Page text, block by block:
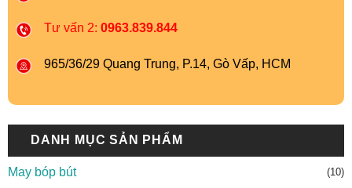
Tư vấn 2: 0963.839.844
965/36/29 Quang Trung, P.14, Gò Vấp, HCM
DANH MỤC SẢN PHẨM
May bóp bút (10)